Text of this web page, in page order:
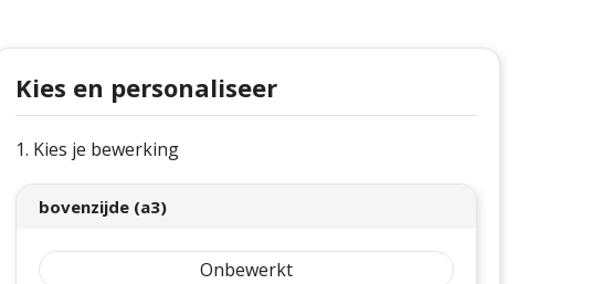
Kies en personaliseer
1. Kies je bewerking
bovenzijde (a3)
Onbewerkt